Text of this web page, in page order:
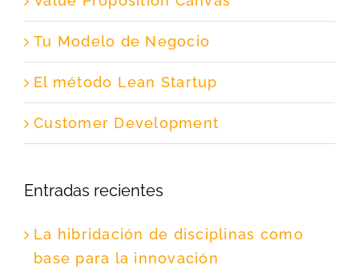
Tu Modelo de Negocio
El método Lean Startup
Customer Development
Entradas recientes
La hibridación de disciplinas como
base para la innovación